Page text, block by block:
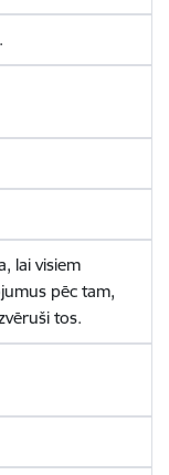
lai visiem
pēc tam,
tos.